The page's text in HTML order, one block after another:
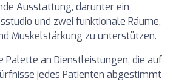
Ausstattung, darunter ein
und zwei funktionale Räume,
Muskelstärkung zu unterstützen.
Palette an Dienstleistungen, die auf
jedes Patienten abgestimmt